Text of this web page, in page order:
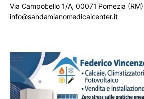
Via Campobello 1/A, 00071 Pomezia
info@sandamianomedicalcenter.it